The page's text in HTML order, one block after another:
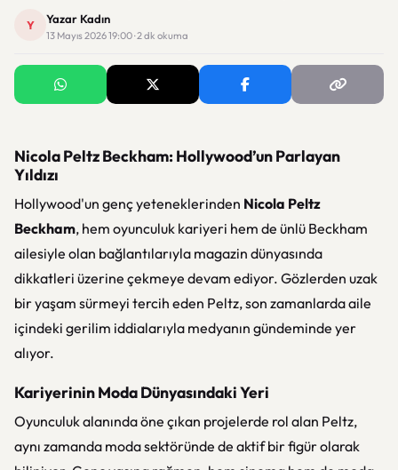
Y Yazar Kadın
13 Mayıs 2026 19:00 · 2 dk okuma
Nicola Peltz Beckham: Hollywood’un Parlayan
Yıldızı
Hollywood'un genç yeteneklerinden Nicola Peltz
Beckham, hem oyunculuk kariyeri hem de ünlü Beckham
ailesiyle olan bağlantılarıyla magazin dünyasında
dikkatleri üzerine çekmeye devam ediyor. Gözlerden uzak
bir yaşam sürmeyi tercih eden Peltz, son zamanlarda aile
içindeki gerilim iddialarıyla medyanın gündeminde yer
alıyor.
Kariyerinin Moda Dünyasındaki Yeri
Oyunculuk alanında öne çıkan projelerde rol alan Peltz,
aynı zamanda moda sektöründe de aktif bir figür olarak